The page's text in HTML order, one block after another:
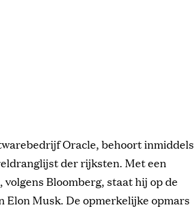
Oracle, behoort inmiddels
der rijksten. Met een
Bloomberg, staat hij op de
Elon Musk. De opmerkelijke opmars